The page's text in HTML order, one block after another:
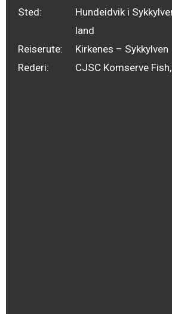
Sted:
Hundeidvik i
land
Reiserute:
Kirkenes – Sykkylven
Rederi:
CJSC Komserve